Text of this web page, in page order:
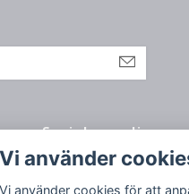
Sociala medier
Vi använder
Vi använder cookies för att